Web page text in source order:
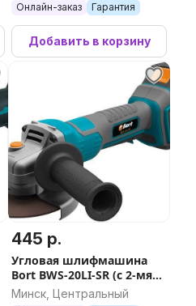
Онлайн-заказ Гарантия
Добавить в корзину
445 р.
Угловая шлифмашина
Bort BWS-20LI-SR (с 2-мя
АКБ)
Минск, Центральный